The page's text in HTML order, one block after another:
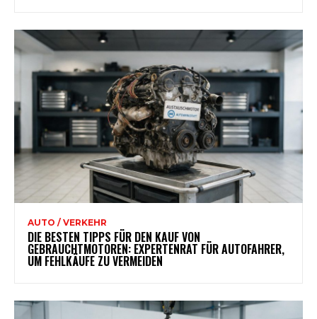
AUTO / VERKEHR
DIE BESTEN TIPPS FÜR DEN KAUF VON
GEBRAUCHTMOTOREN: EXPERTENRAT FÜR AUTOFAHRER,
UM FEHLKÄUFE ZU VERMEIDEN